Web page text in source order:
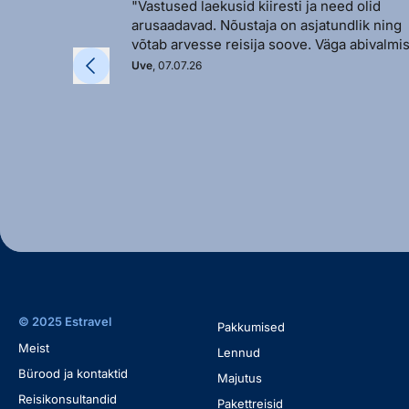
"Vastused laekusid kiiresti ja need olid
arusaadavad. Nõustaja on asjatundlik ning
võtab arvesse reisija soove. Väga
Uve, 07.07.26
© 2025 Estravel
Meist
Bürood ja kontaktid
Reisikonsultandid
Pakkumised
Lennud
Majutus
Pakettreisid